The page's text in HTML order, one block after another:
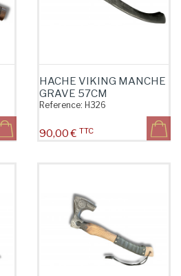
HACHE VIKING MANCHE
GRAVE 57CM
Reference: H326
Prix
90,00 € TTC